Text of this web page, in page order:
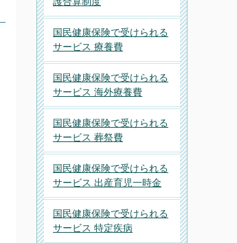
国民健康保険で受けられる
サービス 療養費
国民健康保険で受けられる
サービス 海外療養費
国民健康保険で受けられる
サービス 葬祭費
国民健康保険で受けられる
サービス 出産育児一時金
国民健康保険で受けられる
サービス 特定疾病